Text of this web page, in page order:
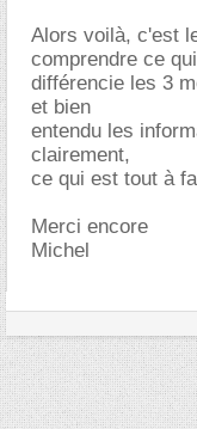
Alors voilà, c'est
comprendre ce qui
différencie les 3
et bien
entendu les
clairement,
ce qui est tout à
Merci encore
Michel